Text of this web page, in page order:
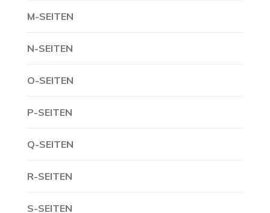
M-SEITEN
N-SEITEN
O-SEITEN
P-SEITEN
Q-SEITEN
R-SEITEN
S-SEITEN